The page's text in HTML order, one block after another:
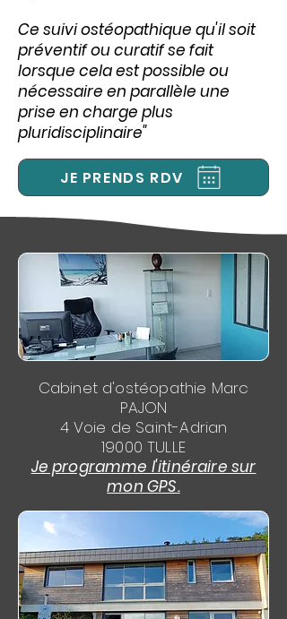
Ce suivi ostéopathique qu'il soit
préventif ou curatif se fait
lorsque cela est possible ou
nécessaire en parallèle une
prise en charge plus
pluridisciplinaire"
JE PRENDS RDV
Cabinet d'ostéopathie Marc
PAJON
4 Voie de Saint-Adrian
19000 TULLE
Je programme l'itinéraire sur
mon GPS.